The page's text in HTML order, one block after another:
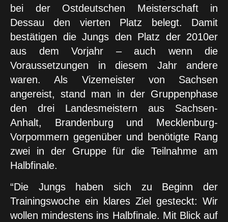
bei der Ostdeutschen Meisterschaft in
Dessau den vierten Platz belegt. Damit
bestätigen die Jungs den Platz der 2010er
aus dem Vorjahr – auch wenn die
Voraussetzungen in diesem Jahr andere
waren. Als Vizemeister von Sachsen
angereist, stand man in der Gruppenphase
den drei Landesmeistern aus Sachsen-
Anhalt, Brandenburg und Mecklenburg-
Vorpommern gegenüber und benötigte Rang
zwei in der Gruppe für die Teilnahme am
Halbfinale.
“Die Jungs haben sich zu Beginn der
Trainingswoche ein klares Ziel gesteckt: Wir
wollen mindestens ins Halbfinale. Mit Blick auf